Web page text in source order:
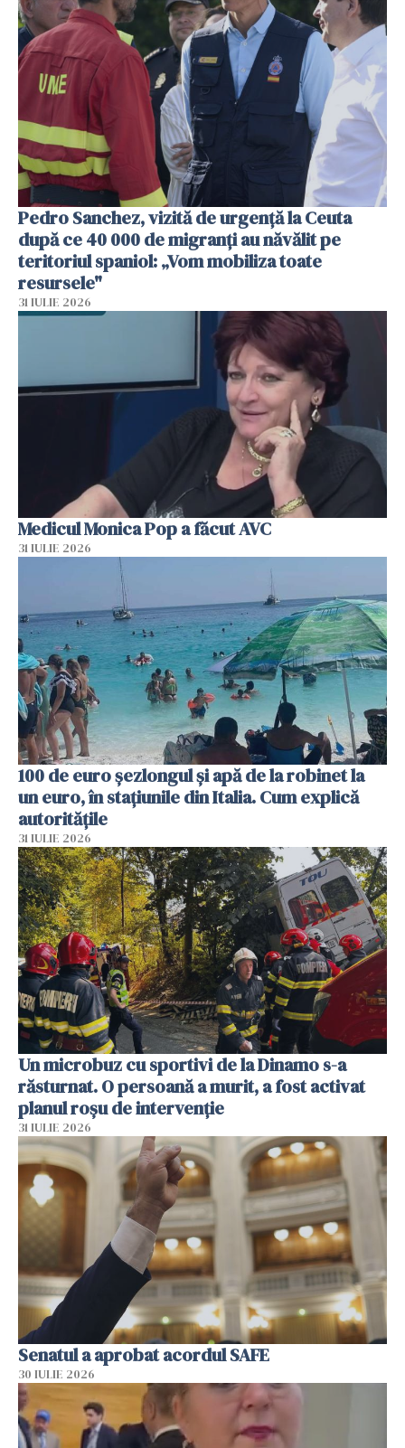
Pedro Sanchez, vizită de urgență la Ceuta
după ce 40 000 de migranți au năvălit pe
teritoriul spaniol: „Vom mobiliza toate
resursele"
31 IULIE 2026
Medicul Monica Pop a făcut AVC
31 IULIE 2026
100 de euro șezlongul și apă de la robinet la
un euro, în stațiunile din Italia. Cum explică
autoritățile
31 IULIE 2026
Un microbuz cu sportivi de la Dinamo s-a
răsturnat. O persoană a murit, a fost activat
planul roșu de intervenție
31 IULIE 2026
Senatul a aprobat acordul SAFE
30 IULIE 2026